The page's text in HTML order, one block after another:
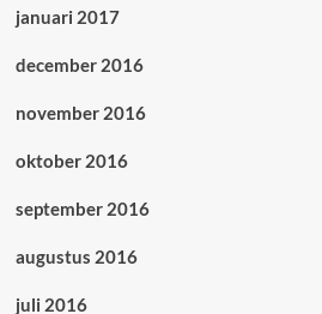
januari 2017
december 2016
november 2016
oktober 2016
september 2016
augustus 2016
juli 2016